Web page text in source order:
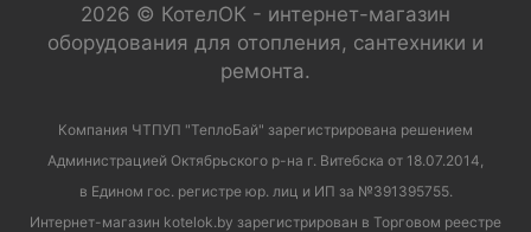
2026 © КотелОК - интернет-магазин
оборудования для отопления, сантехники и
ремонта.
Компания ЧТПУП "ТеплоБай" зарегистрирована решением
Администрацией Октябрьского р-на г. Витебска от 18.07.2014,
в Едином гос. регистре юр. лиц и ИП за №391395755.
Интернет-магазин kotelok.by зарегистрирован в Торговом реестре